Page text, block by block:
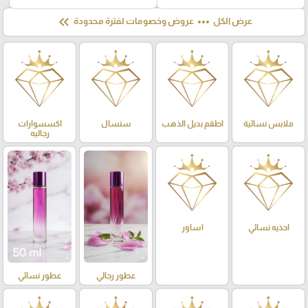
عرض الكل more_horiz عروض وخصومات لفترة محدودة keyboard_double_arrow_left
ملابس نسائية اطقم بديل الذهب سنسال
اكسسوارات
رجاليه
احذيه نسائي اساور
عطور رجالي عطور نسائي